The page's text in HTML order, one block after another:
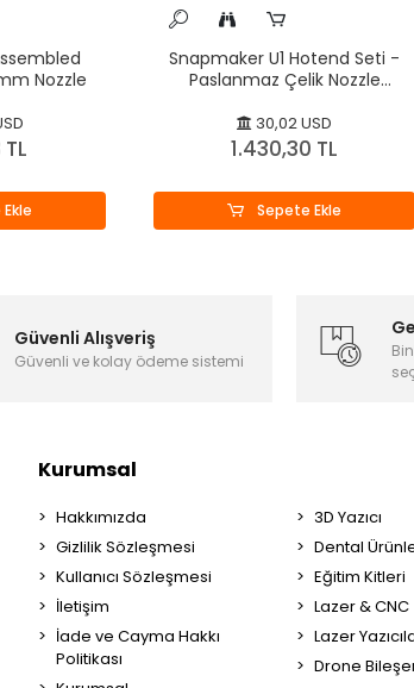
Nozzle
Snapmaker U1 Hotend Seti -
Paslanmaz Çelik Nozzle
30,02 USD
1.430,30 TL
Sepete Ekle
Güvenli Alışveriş
Güvenli ve kolay ödeme sistemi
Kurumsal
Hakkımızda
Gizlilik Sözleşmesi
Kullanıcı Sözleşmesi
İletişim
İade ve Cayma Hakkı
Politikası
3D Yazıcı
Dental
Eğitim Kitleri
Lazer & CNC
Lazer
Drone